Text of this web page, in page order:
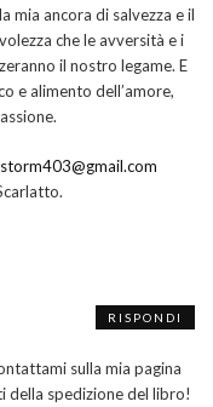
mia ancora di salvezza e il
che le avversità e i
il nostro legame. E
e alimento dell’amore,
sulla mia pagina
della spedizione del libro!
RISPONDI